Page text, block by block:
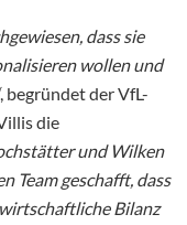
dass sie
wollen und
, begründet der VfL-
die
und Wilken
Team geschafft, dass
Bilanz